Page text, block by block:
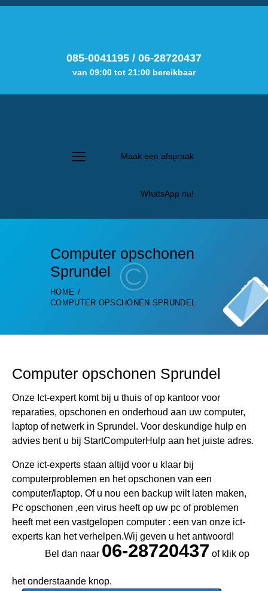
085-0041195 / 06-28720437
van 09:00 tot 21:00 bereikbaar
Maak een afspraak
WhatsApp nu!
Computer opschonen
Sprundel
HOME
COMPUTER OPSCHONEN SPRUNDEL
Computer opschonen Sprundel
Onze Ict-expert komt bij u thuis of op kantoor voor
reparaties, opschonen en onderhoud aan uw computer,
laptop of netwerk in Sprundel. Voor deskundige hulp en
advies bent u bij StartComputerHulp aan het juiste adres.
Onze ict-experts staan altijd voor u klaar bij
computerproblemen en het opschonen van een
computer/laptop. Of u nou een backup wilt laten maken,
Pc opschonen ,een virus heeft op uw pc of problemen
heeft met een vastgelopen computer : een van onze ict-
experts kan het verhelpen.Wij geven u het antwoord!
Bel dan naar 06-28720437 of klik op
het onderstaande knop.